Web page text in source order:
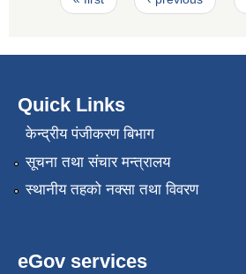
Quick Links
केन्द्रीय पंजीकरण बिभाग
सूचना तथा संचार मन्त्रालय
स्थानीय तहको नक्सा तथा विवरण
eGov services